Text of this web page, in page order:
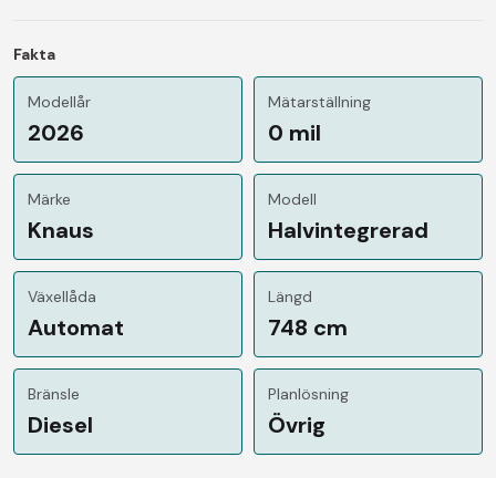
Fakta
Modellår
2026
Mätarställning
0 mil
Märke
Knaus
Modell
Halvintegrerad
Växellåda
Automat
Längd
748 cm
Bränsle
Diesel
Planlösning
Övrig